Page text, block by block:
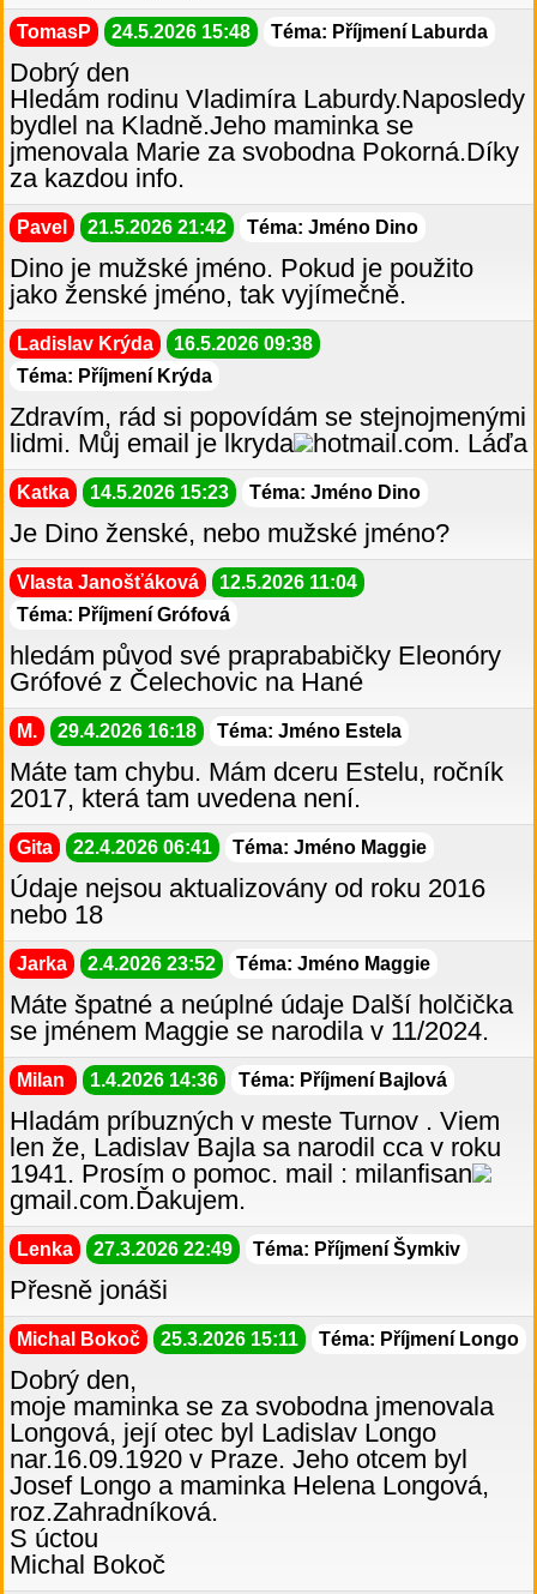
TomasP 24.5.2026 15:48 Téma: Příjmení Laburda
Dobrý den
Hledám rodinu Vladimíra Laburdy.Naposledy
bydlel na Kladně.Jeho maminka se
jmenovala Marie za svobodna Pokorná.Díky
za kazdou info.
Pavel 21.5.2026 21:42 Téma: Jméno Dino
Dino je mužské jméno. Pokud je použito
jako ženské jméno, tak vyjímečně.
Ladislav Krýda
16.5.2026 09:38
Téma: Příjmení Krýda
Zdravím, rád si popovídám se stejnojmenými
lidmi. Můj email je lkryda
hotmail.com. Láďa
Katka 14.5.2026 15:23 Téma: Jméno Dino
Je Dino ženské, nebo mužské jméno?
Vlasta Janošťáková
12.5.2026 11:04
Téma: Příjmení Grófová
hledám původ své praprababičky Eleonóry
Grófové z Čelechovic na Hané
M. 29.4.2026 16:18 Téma: Jméno Estela
Máte tam chybu. Mám dceru Estelu, ročník
2017, která tam uvedena není.
Gita 22.4.2026 06:41 Téma: Jméno Maggie
Údaje nejsou aktualizovány od roku 2016
nebo 18
Jarka 2.4.2026 23:52 Téma: Jméno Maggie
Máte špatné a neúplné údaje Další holčička
se jménem Maggie se narodila v 11/2024.
Milan 1.4.2026 14:36 Téma: Příjmení Bajlová
Hladám príbuzných v meste Turnov . Viem
len že, Ladislav Bajla sa narodil cca v roku
1941. Prosím o pomoc. mail : milanfisan
gmail.com.Ďakujem.
Lenka 27.3.2026 22:49 Téma: Příjmení Šymkiv
Přesně jonáši
Michal Bokoč 25.3.2026 15:11 Téma: Příjmení Longo
Dobrý den,
moje maminka se za svobodna jmenovala
Longová, její otec byl Ladislav Longo
nar.16.09.1920 v Praze. Jeho otcem byl
Josef Longo a maminka Helena Longová,
roz.Zahradníková.
S úctou
Michal Bokoč